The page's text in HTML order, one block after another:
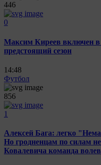
446
0
Максим Киреев включен
предстоящий сезон
14:48
Футбол
856
1
Алексей Бага: легко
Но гродненцам по силам
Ковалевича команда